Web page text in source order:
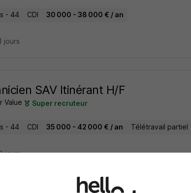
- 44 CDI 30 000 - 38 000 € / an
jours
SAV Itinérant H/F
Value Super recruteur
- 44 CDI 35 000 - 42 000 € / an Télétravail partiel
jours